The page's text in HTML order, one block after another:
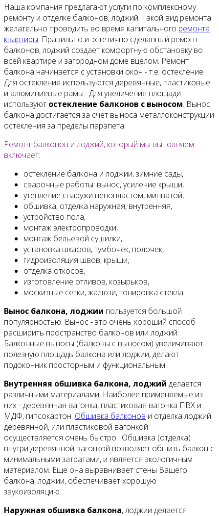
Наша компания предлагают услуги по комплексному
ремонту и отделке балконов, лоджий. Такой вид ремонта
желательно проводить во время капитального ремонта
квартиры. Правильно и эстетично сделанный ремонт
балконов, лоджий создает комфортную обстановку во
всей квартире и загородном доме вцелом. Ремонт
балкона начинается с установки окон - т.е. остекление.
Для остекления используются деревянные, пластиковые
и алюминиевые рамы. Для увеличения площади
используют остекление балконов с выносом. Вынос
балкона достигается за счет выноса металлоконструкции
остекления за пределы парапета.
Ремонт балконов и лоджий, который мы выполняем
включает:
остекление балкона и лоджии, зимние сады,
сварочные работы: вынос, усиление крыши,
утепление снаружи пенопластом, минватой,
обшивка, отделка наружная, внутренняя,
устройство пола,
монтаж электропроводки,
монтаж бельевой сушилки,
установка шкафов, тумбочек, полочек,
гидроизоляция швов, крыши,
отделка откосов,
изготовление отливов, козырьков,
москитные сетки, жалюзи, тонировка стекла.
Вынос балкона, лоджии пользуется большой
популярностью. Вынос - это очень хороший способ
расширить пространство балконов или лоджий.
Балконные выносы (балконы с выносом) увеличивают
полезную площадь балкона или лоджии, делают
подоконник просторным и функциональным.
Внутренняя обшивка балкона, лоджий делается
различными материалами. Наиболее применяемые из
них - деревянная вагонка, пластиковая вагонка ПВХ и
МДФ, гипсокартон. Обшивка балконов и отделка лоджий
деревянной, или пластиковой вагонкой
осуществляется очень быстро. Обшивка (отделка)
внутри деревянной вагонкой позволяет обшить балкон с
минимальными затратами, и является экологичным
материалом. Еще она выравнивает стены Вашего
балкона, лоджии, обеспечивает хорошую
звукоизоляцию.
Наружная обшивка балкона, лоджии делается